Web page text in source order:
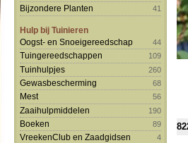
Bijzondere Planten 41
Hulp bij Tuinieren
Oogst- en Snoeigereedschap
44
Tuingereedschappen 109
Tuinhulpjes 260
Gewasbescherming 68
Mest 56
Zaaihulpmiddelen 190
Boeken 89
VreekenClub en Zaadgidsen 4